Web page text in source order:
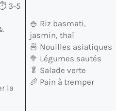
3-5
la
🍚 Riz basmati,
jasmin, thaï
🍜 Nouilles asiatiques
🥦 Légumes sautés
🥬 Salade verte
🥖 Pain à tremper